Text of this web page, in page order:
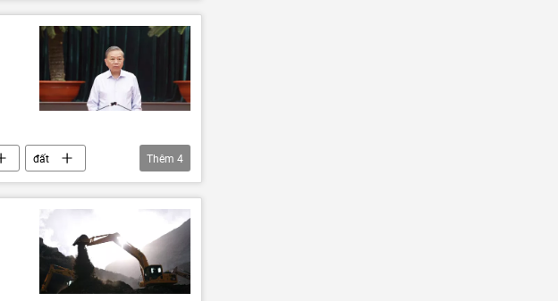
đất
Thêm 4